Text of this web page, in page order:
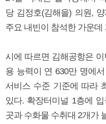
당 김정호(김해을) 의원,
주요 내빈이 참석한 가운데
시에 따르면 김해공항은
용 능력이 연 630만 명에
서비스 수준 기준에 따라
있다. 확장터미널 1층에
곳과 수화물 수취대 2개가